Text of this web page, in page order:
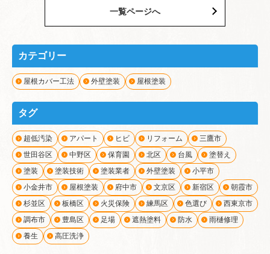
一覧ページへ
カテゴリー
屋根カバー工法 外壁塗装 屋根塗装
タグ
超低汚染 アパート ヒビ リフォーム
三鷹市
世田谷区
中野区 保育園 北区 台風
塗替え
塗装
塗装技術 塗装業者 外壁塗装
小平市
小金井市
屋根塗装 府中市 文京区 新宿区
朝霞市
杉並区
板橋区 火災保険 練馬区 色選び
西東京市
調布市
豊島区 足場 遮熱塗料 防水
雨樋修理
養生
高圧洗浄